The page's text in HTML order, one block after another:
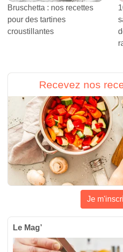
Bruschetta : nos recettes
pour des tartines
croustillantes
Recevez nos
Je
Le Mag’